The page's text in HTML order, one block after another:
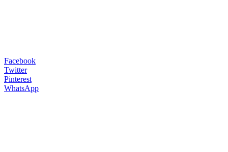
Facebook
Twitter
Pinterest
WhatsApp